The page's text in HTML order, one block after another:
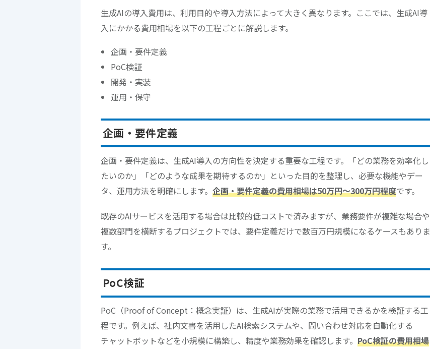
生成AIの導入費用は、利用目的や導入方法によって大きく異なります。ここでは、生成AI導
入にかかる費用相場を以下の工程ごとに解説します。
企画・要件定義
PoC検証
開発・実装
運用・保守
企画・要件定義
企画・要件定義は、生成AI導入の方向性を決定する重要な工程です。「どの業務を効率化し
たいのか」「どのような成果を期待するのか」といった目的を整理し、必要な機能やデー
タ、運用方法を明確にします。 企画・要件定義の費用相場は50万円〜300万円程度です。
既存のAIサービスを活用する場合は比較的低コストで済みますが、業務要件が複雑な場合や
複数部門を横断するプロジェクトでは、要件定義だけで数百万円規模になるケースもありま
す。
PoC検証
PoC（Proof of Concept：概念実証）は、生成AIが実際の業務で活用できるかを検証する工
程です。例えば、社内文書を活用したAI検索システムや、問い合わせ対応を自動化する
チャットボットなどを小規模に構築し、精度や業務効果を確認します。 PoC検証の費用相場